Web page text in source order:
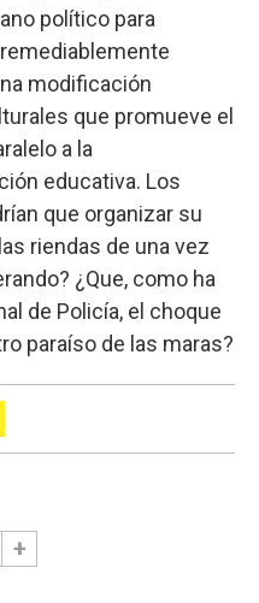
político para
modificación
que promueve el
a la
educativa. Los
que organizar su
riendas de una vez
¿Que, como ha
de Policía, el choque
paraíso de las maras?